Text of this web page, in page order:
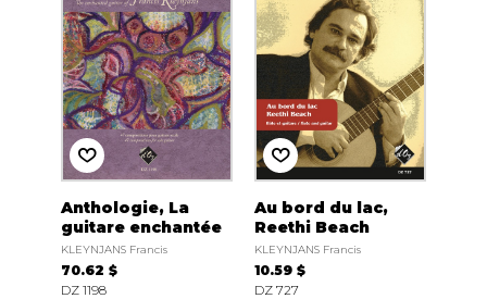
Anthologie, La
guitare enchantée
KLEYNJANS Francis
70.62 $
DZ 1198
Au bord du lac,
Reethi Beach
KLEYNJANS Francis
10.59 $
DZ 727